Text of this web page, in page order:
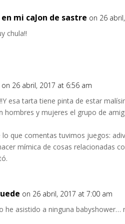
mi caJon de sastre on 26
chula!!
on 26 abril, 2017 at 6:56 am
esa tarta tiene pinta de estar
hombres y mujeres el grupo de
lo que comentas tuvimos juegos:
mímica de cosas relacionadas
on 26 abril, 2017 at 7:00 am
he asistido a ninguna